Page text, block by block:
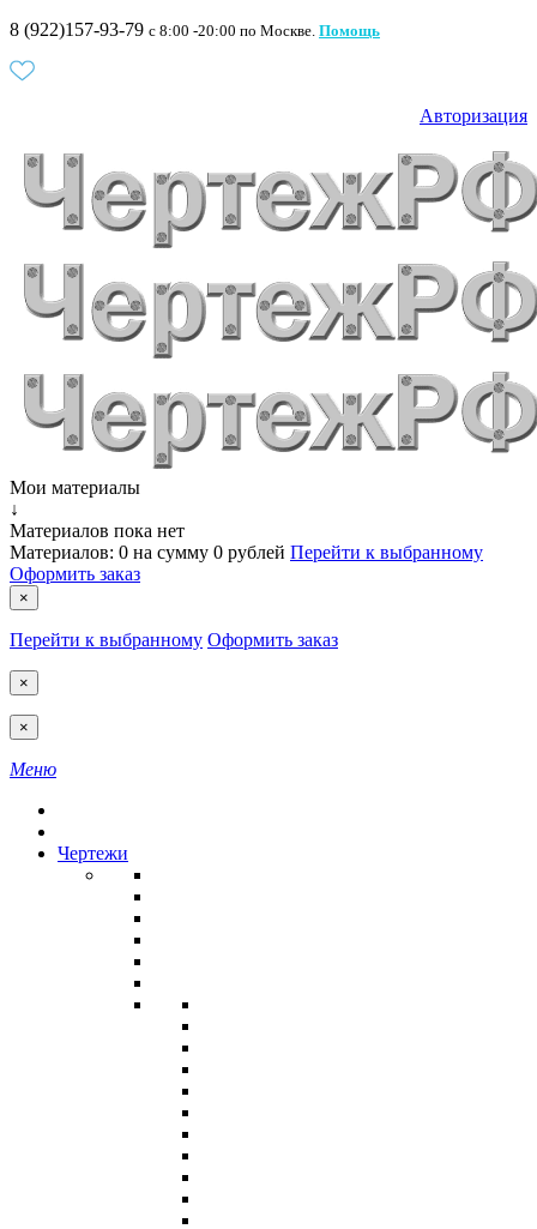
8 (922)157-93-79 c 8:00 -20:00 по Москве. Помощь
Авторизация
Мои материалы
↓
Материалов пока нет
Материалов: 0 на сумму 0 рублей Перейти к выбранному
Оформить заказ
×
Перейти к выбранному Оформить заказ
×
×
Меню
Чертежи